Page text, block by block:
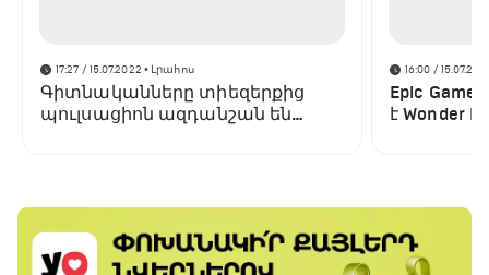
17:27 / 15.07.2022 • Լրահոս
Գիտնականները տիեզերքից
պուլսացիոն ազդանշան են
16:00 /
Epic
է Wonder